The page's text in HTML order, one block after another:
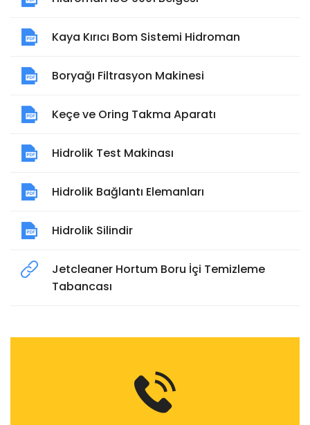
Kaya Kırıcı Bom Sistemi Hidroman
Boryağı Filtrasyon Makinesi
Keçe ve Oring Takma Aparatı
Hidrolik Test Makinası
Hidrolik Bağlantı Elemanları
Hidrolik Silindir
Jetcleaner Hortum Boru İçi Temizleme
Tabancası